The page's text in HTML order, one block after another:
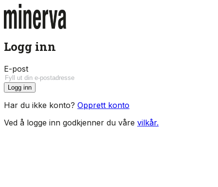
Logg inn
E-post
Logg inn
Har du ikke konto? Opprett konto
Ved å logge inn godkjenner du våre vilkår.